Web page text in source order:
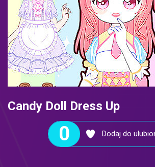
Candy Doll Dress Up
0 Dodaj do